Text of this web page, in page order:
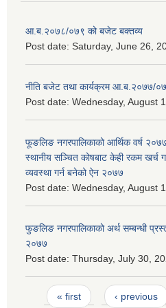
आ.ब.२०७८/०७९ को बजेट बक्तव्य
Post date: Saturday, June 26,
नीति बजेट तथा कार्यक्रम आ.ब.२०७७/
Post date: Wednesday, August
फूङलिङ नगरपालिकाको आर्थिक वर्ष
स्थानीय सञ्चित कोषबाट केही रकम खर्च
व्यवस्था गर्न बनेको ऐन २०७७
Post date: Wednesday, August
फुङलिङ नगरपालिकाको अर्थ सम्बन्धी
२०७७
Post date: Thursday, July 30,
Pages
« first ‹ previous